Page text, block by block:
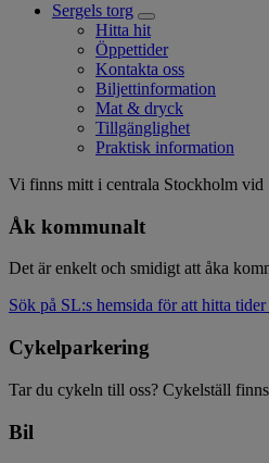
Huvudmeny
Sergels torg
Open
sub
menu
Hitta hit
Öppettider
Kontakta oss
Biljettinformation
Mat & dryck
Tillgänglighet
Praktisk information
Hitta
hit
Vi finns mitt i centrala Stockholm vid
Åk kommunalt
Det är enkelt och smidigt att åka
Sök på SL:s hemsida för att hitta
Cykelparkering
Tar du cykeln till oss? Cykelställ
Bil